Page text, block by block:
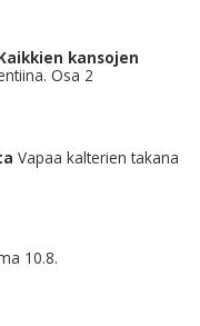
kansojen
Osa 2
Vapaa kalterien takana
10.8.